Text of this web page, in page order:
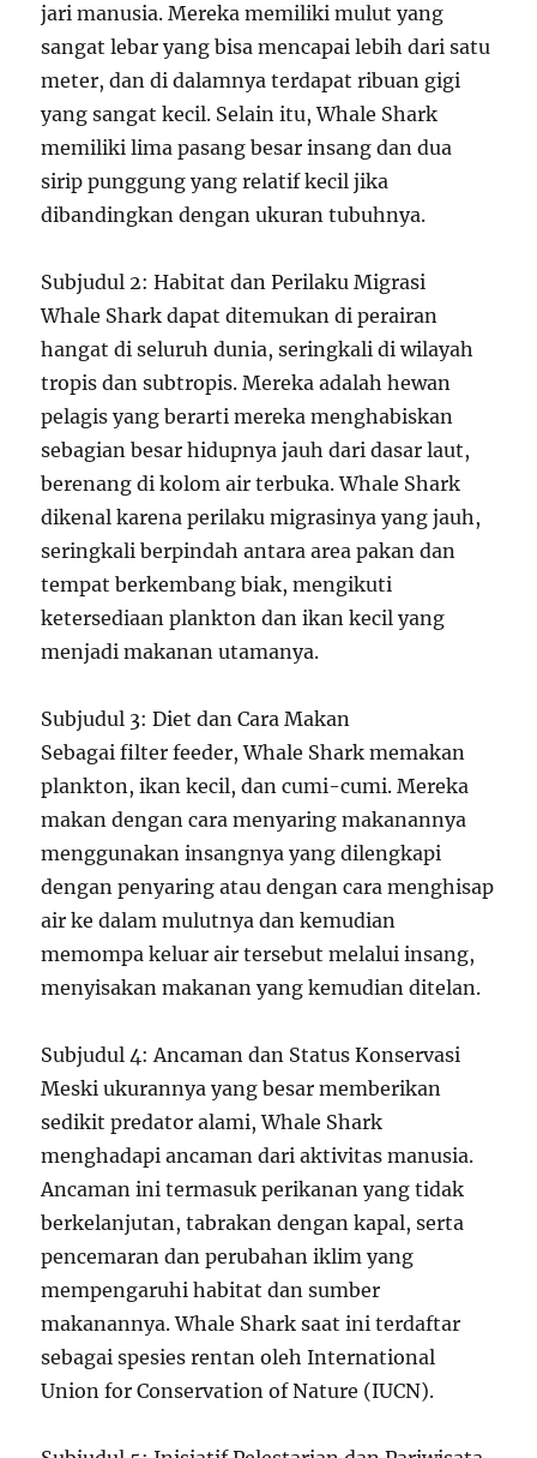
jari manusia. Mereka memiliki mulut yang
sangat lebar yang bisa mencapai lebih dari satu
meter, dan di dalamnya terdapat ribuan gigi
yang sangat kecil. Selain itu, Whale Shark
memiliki lima pasang besar insang dan dua
sirip punggung yang relatif kecil jika
dibandingkan dengan ukuran tubuhnya.
Subjudul 2: Habitat dan Perilaku Migrasi
Whale Shark dapat ditemukan di perairan
hangat di seluruh dunia, seringkali di wilayah
tropis dan subtropis. Mereka adalah hewan
pelagis yang berarti mereka menghabiskan
sebagian besar hidupnya jauh dari dasar laut,
berenang di kolom air terbuka. Whale Shark
dikenal karena perilaku migrasinya yang jauh,
seringkali berpindah antara area pakan dan
tempat berkembang biak, mengikuti
ketersediaan plankton dan ikan kecil yang
menjadi makanan utamanya.
Subjudul 3: Diet dan Cara Makan
Sebagai filter feeder, Whale Shark memakan
plankton, ikan kecil, dan cumi-cumi. Mereka
makan dengan cara menyaring makanannya
menggunakan insangnya yang dilengkapi
dengan penyaring atau dengan cara menghisap
air ke dalam mulutnya dan kemudian
memompa keluar air tersebut melalui insang,
menyisakan makanan yang kemudian ditelan.
Subjudul 4: Ancaman dan Status Konservasi
Meski ukurannya yang besar memberikan
sedikit predator alami, Whale Shark
menghadapi ancaman dari aktivitas manusia.
Ancaman ini termasuk perikanan yang tidak
berkelanjutan, tabrakan dengan kapal, serta
pencemaran dan perubahan iklim yang
mempengaruhi habitat dan sumber
makanannya. Whale Shark saat ini terdaftar
sebagai spesies rentan oleh International
Union for Conservation of Nature (IUCN).